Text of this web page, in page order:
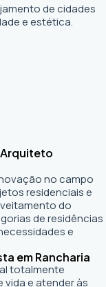
de cidades
e estética.
Arquiteto
no campo
residenciais e
do
de residências
e
em Rancharia
totalmente
e atender às